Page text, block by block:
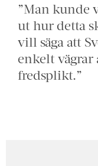
”Man kunde
ut hur detta
vill säga att
enkelt
fredsplikt.”